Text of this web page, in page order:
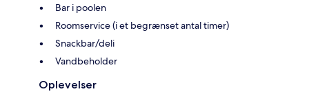
Bar i poolen
Roomservice (i et begrænset antal timer)
Snackbar/deli
Vandbeholder
Oplevelser